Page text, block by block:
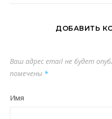
ДОБАВИТЬ
Ваш адрес email не будет
помечены *
Имя